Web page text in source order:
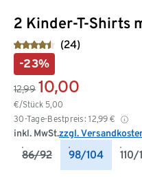
2 Kinder-T-Shirts
(24)
-23%
12,99 10,00
€/Stück 5,00
30-Tage-Bestpreis: 12,99 €
inkl. MwSt.zzgl.
86/92 98/104 110/